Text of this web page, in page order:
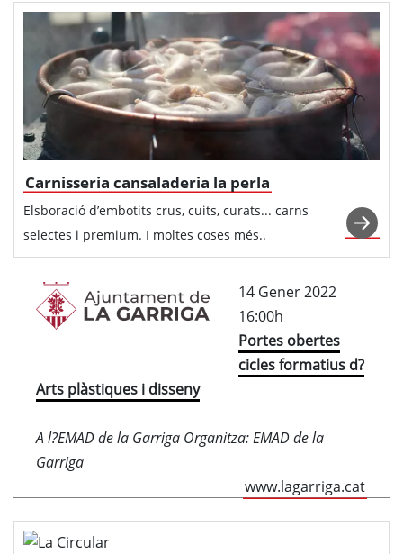
Carnisseria cansaladeria la perla
Elsboració d’embotits crus, cuits, curats... carns
selectes i premium. I moltes coses més..
14 Gener 2022
16:00h
Portes obertes
cicles formatius d?
Arts plàstiques i disseny
A l?EMAD de la Garriga Organitza: EMAD de la
Garriga
www.lagarriga.cat